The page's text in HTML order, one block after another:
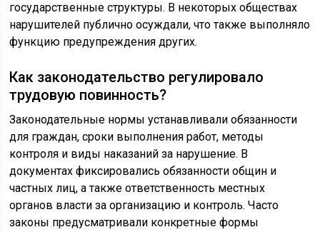
государственные структуры. В некоторых обществах
нарушителей публично осуждали, что также выполняло
функцию предупреждения других.
Как законодательство регулировало
трудовую повинность?
Законодательные нормы устанавливали обязанности
для граждан, сроки выполнения работ, методы
контроля и виды наказаний за нарушение. В
документах фиксировались обязанности общин и
частных лиц, а также ответственность местных
органов власти за организацию и контроль. Часто
законы предусматривали конкретные формы